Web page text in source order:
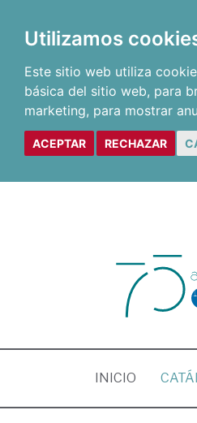
Utilizamos
Este sitio web utiliza
básica del sitio web, para
marketing, para mostrar
ACEPTAR RECHAZAR
INICIO